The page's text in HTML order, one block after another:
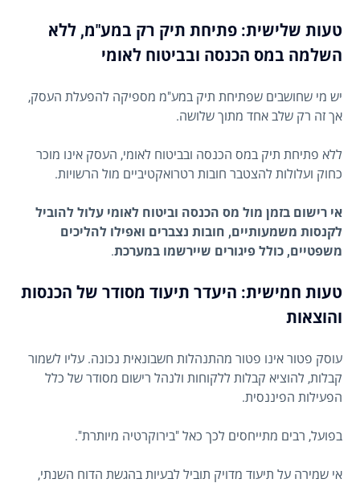
טעות שלישית: פתיחת תיק רק במע"מ, ללא
השלמה במס הכנסה ובביטוח לאומי
יש מי שחושבים שפתיחת תיק במע"מ מספיקה להפעלת העסק,
אך זה רק שלב אחד מתוך שלושה.
ללא פתיחת תיק במס הכנסה ובביטוח לאומי, העסק אינו מוכר
כחוק ועלולות להצטבר חובות רטרואקטיביים מול הרשויות.
אי רישום בזמן מול מס הכנסה וביטוח לאומי עלול להוביל
לקנסות משמעותיים, חובות נצברים ואפילו להליכים
משפטיים, כולל פיגורים שיירשמו במערכת.
טעות חמישית: היעדר תיעוד מסודר של הכנסות
והוצאות
עוסק פטור אינו פטור מהתנהלות חשבונאית נכונה. עליו לשמור
קבלות, להוציא קבלות ללקוחות ולנהל רישום מסודר של כלל
הפעילות הפיננסית.
בפועל, רבים מתייחסים לכך כאל "בירוקרטיה מיותרת".
אי שמירה על תיעוד מדויק תוביל לבעיות בהגשת הדוח השנתי,